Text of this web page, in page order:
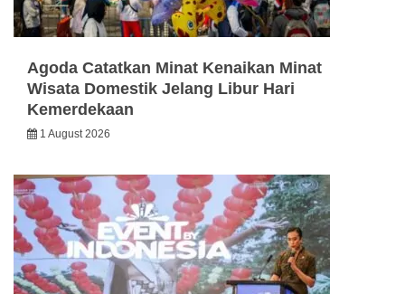
Agoda Catatkan Minat Kenaikan Minat
Wisata Domestik Jelang Libur Hari
Kemerdekaan
1 August 2026